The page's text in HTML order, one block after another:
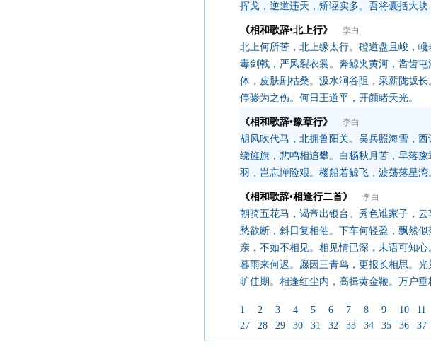
挥戈，逆道违天，矫诬实多。吾将囊括大块
《相和歌辞•北上行》 李白
北上何所苦，北上缘太行。磴道盘且峻，
毒剑戟，严风裂衣裳。奔鲸夹黄河，凿齿
体，皮肤剧枯桑。汲水涧谷阻，采薪陇坂
停骖为之伤。何日王道平，开颜睹天光。
《相和歌辞•豫章行》 李白
胡风吹代马，北拥鲁阳关。吴兵照海雪，
绕旌旗，悲鸣相追攀。白杨秋月苦，早落
羽，岂忘惮险艰。楼船若鲸飞，波荡落星湾
《相和歌辞•相逢行二首》 李白
朝骑五花马，谒帝出银台。秀色谁家子，
愁欲断，斜日复相催。下车何轻盈，飘然
亲，不如不相见。相见情已深，未语可知
暮雨来何迟。愿因三青鸟，更报长相思。
旷佳期。相逢红尘内，高揖黄金鞭。万户垂
1 2 3 4 5 6 7 8 9 10 11
27
28 29 30 31 32 33 34 35 36 37